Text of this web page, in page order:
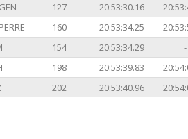
127 20:53:30.16
160 20:53:34.25
154 20:53:34.29
-
198 20:53:39.83
202 20:53:40.96